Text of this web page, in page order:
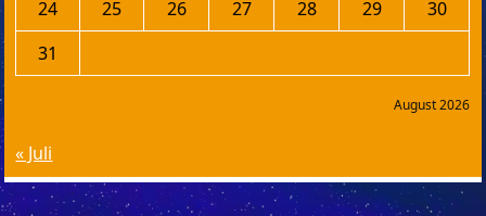
August 2026
24
25 26 27 28 29
30
31
« Juli